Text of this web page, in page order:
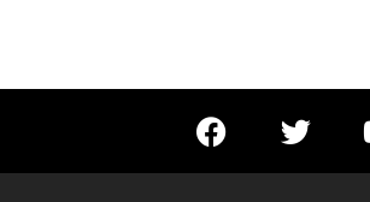
F
a
c
T
w
i